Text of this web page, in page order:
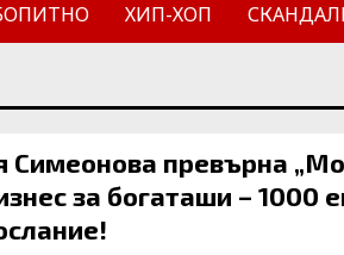
ХИП-ХОП
превърна
за богаташи – 1000